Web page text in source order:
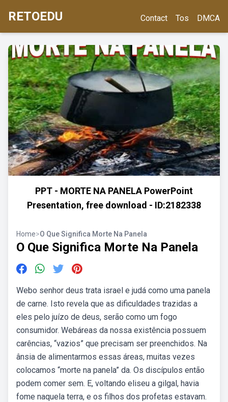
RETOEDU Contact Tos DMCA
PPT - MORTE NA PANELA PowerPoint
Presentation, free download - ID:2182338
Home>O Que Significa Morte Na Panela
O Que Significa Morte Na Panela
Webo senhor deus trata israel e judá como uma panela
de carne. Isto revela que as dificuldades trazidas a
eles pelo juízo de deus, serão como um fogo
consumidor. Webáreas da nossa existência possuem
carências, “vazios” que precisam ser preenchidos. Na
ânsia de alimentarmos essas áreas, muitas vezes
colocamos “morte na panela” da. Os discípulos então
podem comer sem. E, voltando eliseu a gilgal, havia
fome naquela terra, e os filhos dos profetas estavam.